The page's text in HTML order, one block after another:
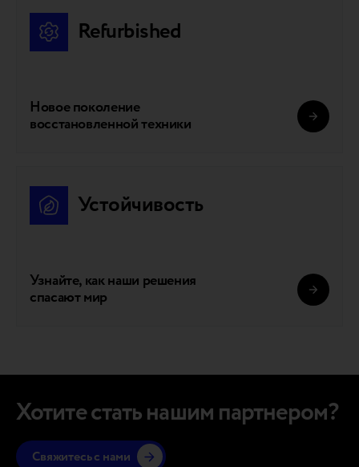
Refurbished
Новое поколение
восстановленной техники
Устойчивость
Узнайте, как наши решения
спасают мир
Хотите стать нашим партнером?
Свяжитесь с нами